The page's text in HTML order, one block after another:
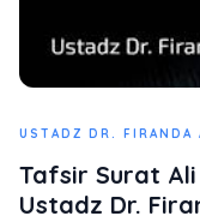
USTADZ DR. FIRANDA
Tafsir Surat Ali
Ustadz Dr.